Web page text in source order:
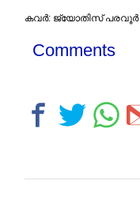
കവര്‍: ജ്യോതിസ് പരവൂര്‍
Comments